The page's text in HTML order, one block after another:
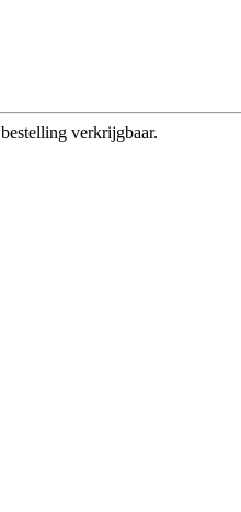
verkrijgbaar.